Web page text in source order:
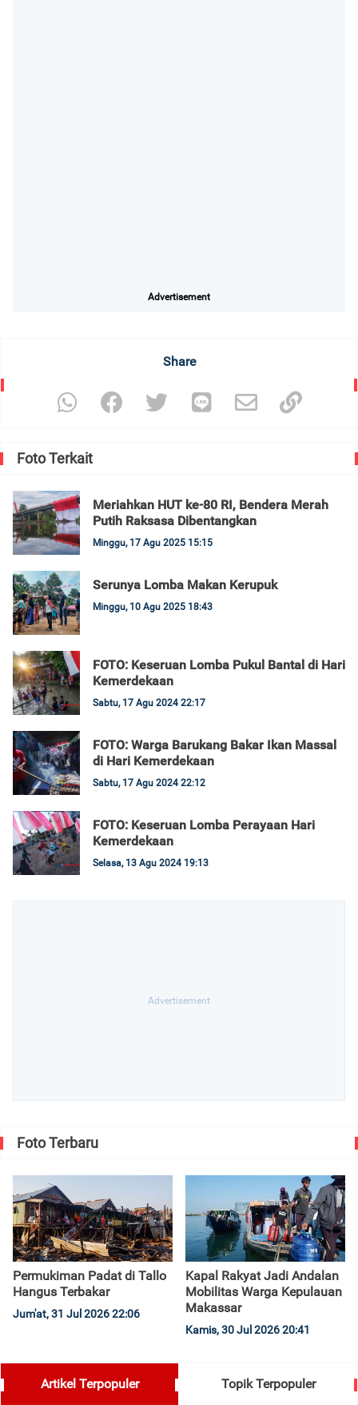
Advertisement
Share
Foto Terkait
Meriahkan HUT ke-80 RI, Bendera Merah
Putih Raksasa Dibentangkan
Minggu, 17 Agu 2025 15:15
Serunya Lomba Makan Kerupuk
Minggu, 10 Agu 2025 18:43
FOTO: Keseruan Lomba Pukul Bantal di Hari
Kemerdekaan
Sabtu, 17 Agu 2024 22:17
FOTO: Warga Barukang Bakar Ikan Massal
di Hari Kemerdekaan
Sabtu, 17 Agu 2024 22:12
FOTO: Keseruan Lomba Perayaan Hari
Kemerdekaan
Selasa, 13 Agu 2024 19:13
Foto Terbaru
Permukiman Padat di Tallo
Hangus Terbakar
Jum'at, 31 Jul 2026 22:06
Kapal Rakyat Jadi Andalan
Mobilitas Warga Kepulauan
Makassar
Kamis, 30 Jul 2026 20:41
Artikel Terpopuler Topik Terpopuler